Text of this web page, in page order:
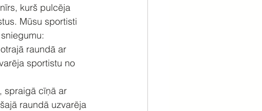
kurš pulcēja
Mūsu sportisti
raundā ar
sportistu no
spraigā cīņā ar
raundā uzvarēja